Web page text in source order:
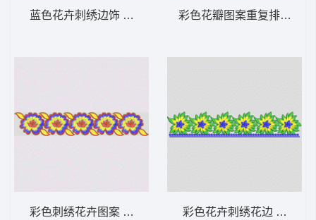
蓝色花卉刺绣边饰 条带状 水溶条码网布花边
彩色刺绣花卉图案 条带状 水溶条码网布花边
彩色花瓣图案重复排列 条
彩色花卉刺绣花边 条带状